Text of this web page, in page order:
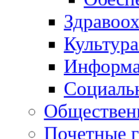
Почетные